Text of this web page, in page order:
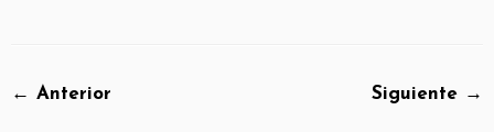
← Anterior Siguiente →